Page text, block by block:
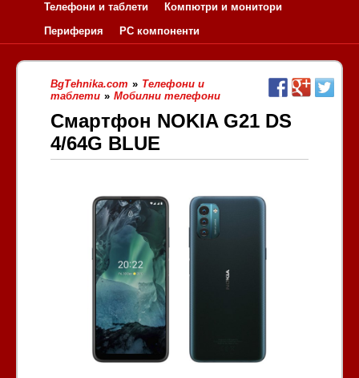
Телефони и таблети
Компютри и монитори
Периферия
PC компоненти
BgTehnika.com » Телефони и
таблети » Мобилни телефони
Смартфон NOKIA G21 DS
4/64G BLUE